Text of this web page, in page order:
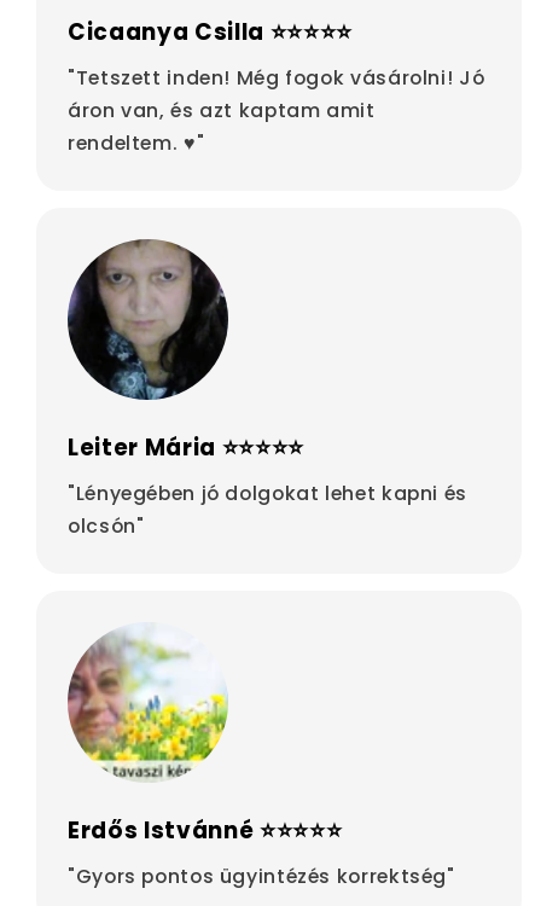
Cicaanya Csilla ⭐⭐⭐⭐⭐
"Tetszett inden! Még fogok vásárolni! Jó
áron van, és azt kaptam amit
rendeltem. ♥"
Leiter Mária ⭐⭐⭐⭐⭐
"Lényegében jó dolgokat lehet kapni és
olcsón"
Erdős Istvánné ⭐⭐⭐⭐⭐
"Gyors pontos ügyintézés korrektség"